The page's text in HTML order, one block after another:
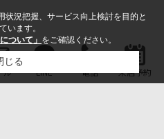
ル LINE 電話 来店予約
状況把握、サービス向上検討を目的と
います。
ついて」 をご確認ください。
じる